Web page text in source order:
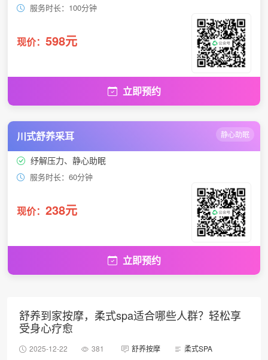
服务时长：100分钟
现价： 598元
立即预约
川式舒养采耳 静心助眠
纾解压力、静心助眠
服务时长：60分钟
现价： 238元
立即预约
舒养到家按摩，柔式spa适合哪些人群？轻松享
受身心疗愈
2025-12-22 381 舒养按摩 柔式SPA